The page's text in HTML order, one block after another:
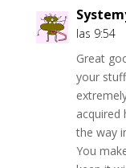
las 9:54
Great
your
acquired
the way
You